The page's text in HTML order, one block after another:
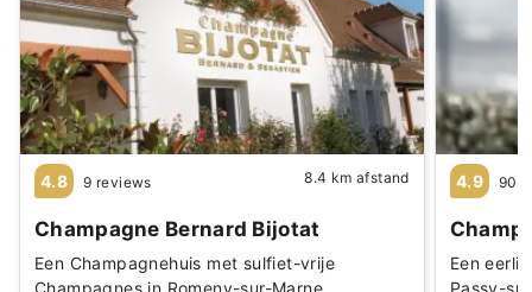
4.8 9 reviews 8.4 km afstand
Champagne Bernard Bijotat
Een Champagnehuis met sulfiet-vrije
Champagnes in Romeny-sur-Marne
4.9 90
Een
Passy-